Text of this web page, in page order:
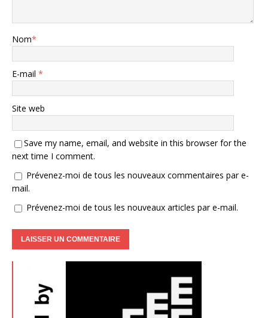
Nom*
E-mail *
Site web
Save my name, email, and website in this browser for the
next time I comment.
Prévenez-moi de tous les nouveaux commentaires par e-
mail.
Prévenez-moi de tous les nouveaux articles par e-mail.